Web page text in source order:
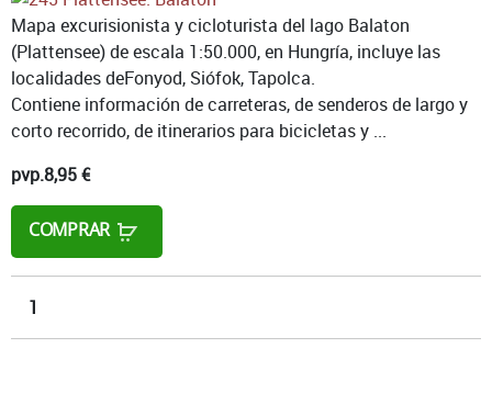
Mapa excurisionista y cicloturista del lago Balaton
(Plattensee) de escala 1:50.000, en Hungría, incluye las
localidades deFonyod, Siófok, Tapolca.
Contiene información de carreteras, de senderos de largo y
corto recorrido, de itinerarios para bicicletas y ...
pvp.8,95 €
COMPRAR
1